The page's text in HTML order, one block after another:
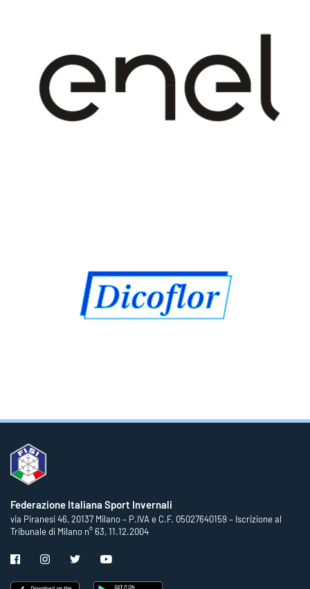
Federazione Italiana Sport Invernali
via Piranesi 46, 20137 Milano – P.IVA e C.F. 05027640159 – Iscrizione al
Tribunale di Milano n° 63, 11.12.2004